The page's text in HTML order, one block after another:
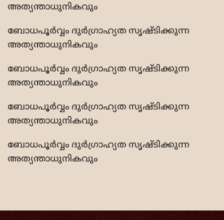
അത്യന്താധുനികവും
ബോധപൂര്‍വ്വം ദുര്‍ഗ്രാഹ്യത സൃഷ്ടിക്കുന്ന
അത്യന്താധുനികവും
ബോധപൂര്‍വ്വം ദുര്‍ഗ്രാഹ്യത സൃഷ്ടിക്കുന്ന
അത്യന്താധുനികവും
ബോധപൂര്‍വ്വം ദുര്‍ഗ്രാഹ്യത സൃഷ്ടിക്കുന്ന
അത്യന്താധുനികവും
ബോധപൂര്‍വ്വം ദുര്‍ഗ്രാഹ്യത സൃഷ്ടിക്കുന്ന
അത്യന്താധുനികവും